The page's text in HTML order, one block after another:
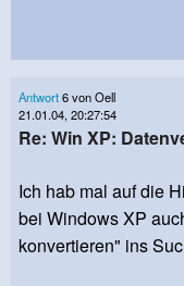
Antwort6 von Oell
21.01.04, 20:27:54
Re: Win XP:
Ich hab mal auf die
bei Windows XP
konvertieren" ins